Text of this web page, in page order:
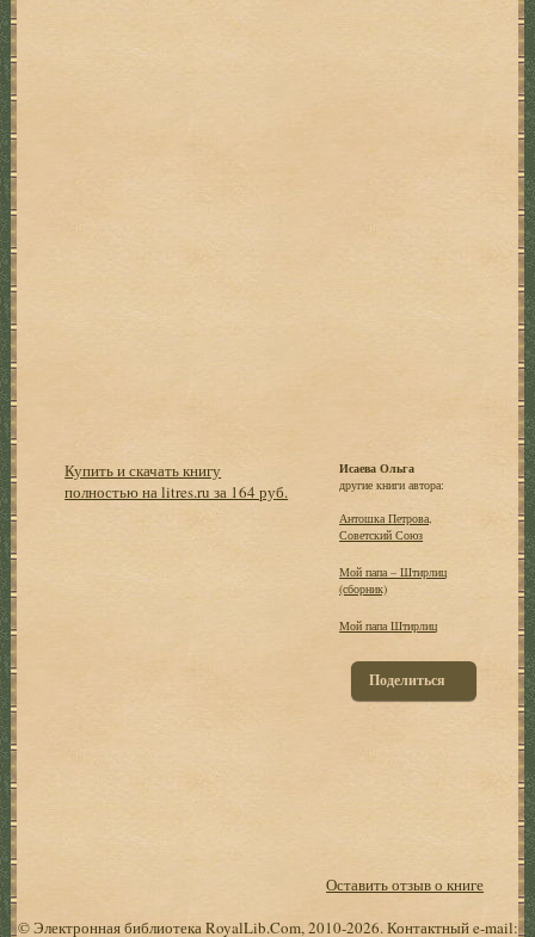
Купить и скачать книгу
полностью на litres.ru за 164 руб.
Исаева Ольга
другие книги автора:
Антошка Петрова,
Советский Союз
Мой папа – Штирлиц
(сборник)
Мой папа Штирлиц
Поделиться
Оставить отзыв о книге
© Электронная библиотека RoyalLib.Com, 2010-2026. Контактный e-mail: